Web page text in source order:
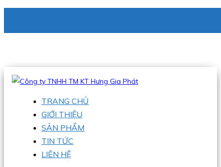
Hotline:0938 336 079
TRANG CHỦ
GIỚI THIỆU
SẢN PHẨM
TIN TỨC
LIÊN HỆ